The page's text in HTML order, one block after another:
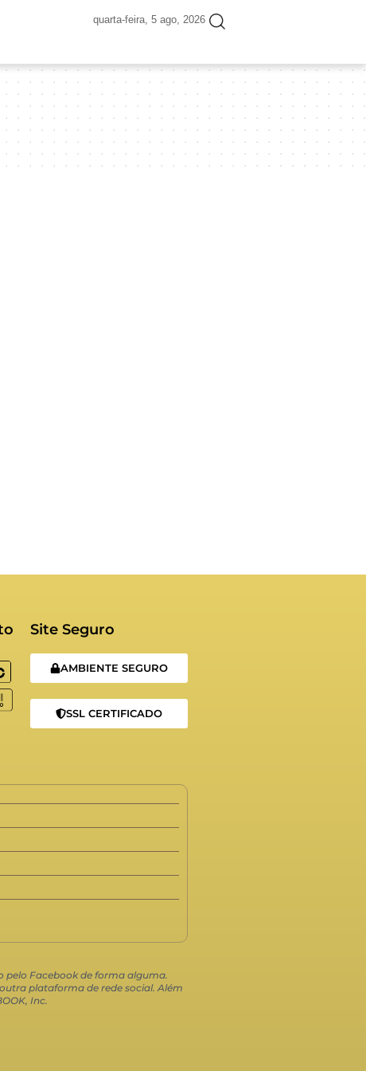
quarta-feira, 5 ago, 2026
Site Seguro
AMBIENTE SEGURO
SSL CERTIFICADO
pelo Facebook de forma alguma.
plataforma de rede social. Além
Inc.